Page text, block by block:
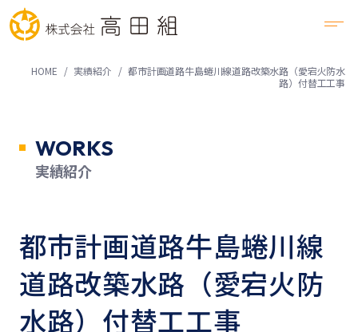
HOME 実績紹介
都市計画道路牛島蜷川線道路改築水路（愛宕火防水
路）付替工工事
WORKS
実績紹介
都市計画道路牛島蜷川線
道路改築水路（愛宕火防
水路）付替工工事